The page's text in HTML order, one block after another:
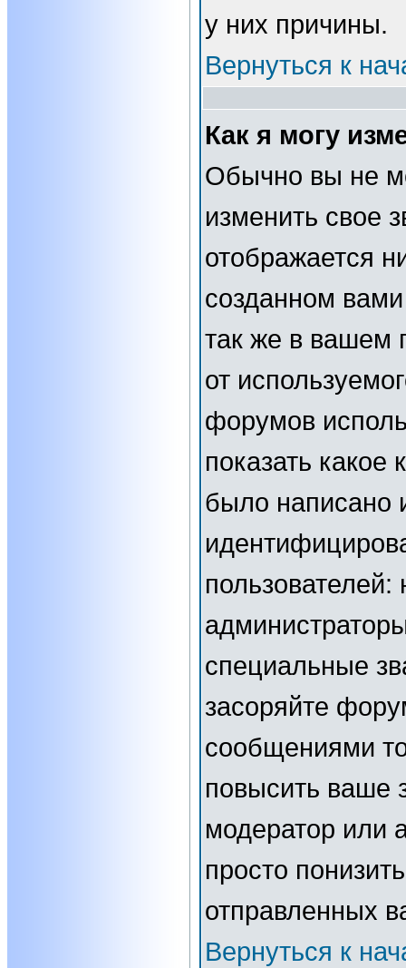
у них причины.
Вернуться к
Как я могу
Обычно вы не
изменить свое
отображается
созданном
так же в вашем
от
форумов
показать какое
было написано
специальные
засоряйте
сообщениями
повысить ваше
модератор или
просто
отправленных
Вернуться к